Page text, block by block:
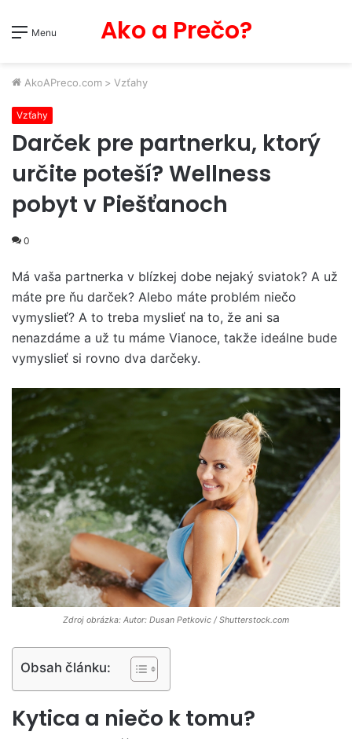
Menu Ako a Prečo?
AkoAPreco.com > Vzťahy
Vzťahy
Darček pre partnerku, ktorý
určite poteší? Wellness
pobyt v Piešťanoch
0
Má vaša partnerka v blízkej dobe nejaký sviatok? A už
máte pre ňu darček? Alebo máte problém niečo
vymyslieť? A to treba myslieť na to, že ani sa
nenazdáme a už tu máme Vianoce, takže ideálne bude
vymyslieť si rovno dva darčeky.
Zdroj obrázka: Autor: Dusan Petkovic / Shutterstock.com
Obsah článku:
Kytica a niečo k tomu?